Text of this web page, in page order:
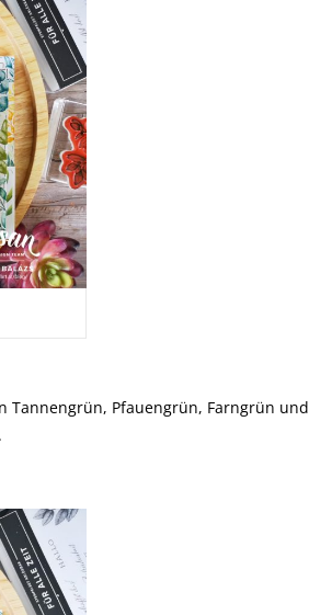
Tannengrün, Pfauengrün, Farngrün und